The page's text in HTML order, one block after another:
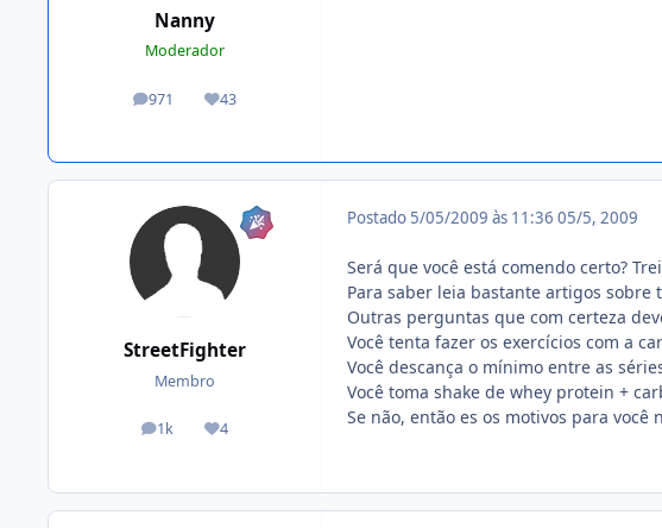
Nanny
Moderador
971
posts 43
Reputação
StreetFighter
Membro
1k
posts 4
Reputação
Postado 5/05/2009 às 11:36 05/5, 2009
Será que você está comendo certo?
Para saber leia bastante artigos
Outras perguntas que com certeza
Você tenta fazer os exercícios com a
Você descança o mínimo entre as
Você toma shake de whey protein +
Se não, então es os motivos para você